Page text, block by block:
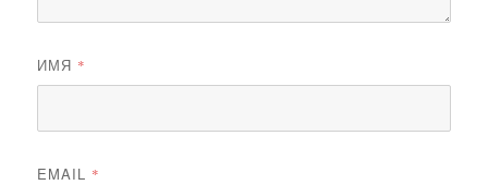
ИМЯ *
EMAIL *